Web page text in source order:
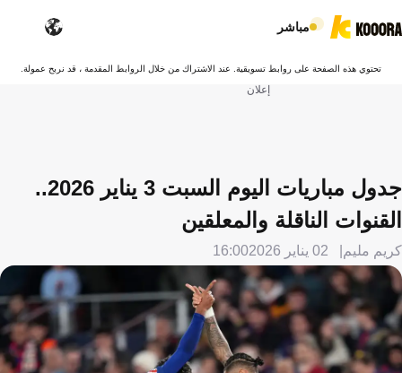
مباشر
تحتوي هذه الصفحة على روابط تسويقية. عند الاشتراك من خلال الروابط المقدمة ، قد نربح عمولة.
إعلان
جدول مباريات اليوم السبت 3 يناير 2026..
القنوات الناقلة والمعلقين
كريم مليم 02 يناير 2026 16:00